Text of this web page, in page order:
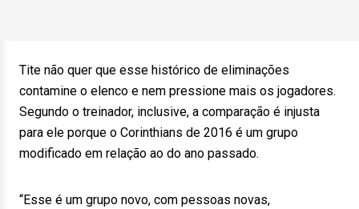
Tite não quer que esse histórico de eliminações
contamine o elenco e nem pressione mais os jogadores.
Segundo o treinador, inclusive, a comparação é injusta
para ele porque o Corinthians de 2016 é um grupo
modificado em relação ao do ano passado.
“Esse é um grupo novo, com pessoas novas,